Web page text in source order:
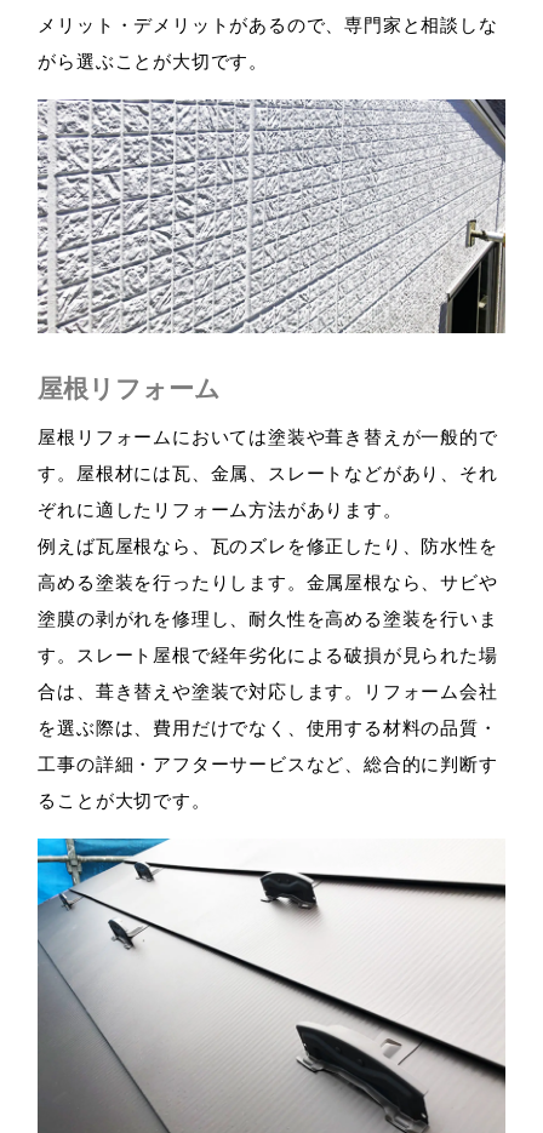
メリット・デメリットがあるので、専門家と相談しな
がら選ぶことが大切です。
屋根リフォーム
屋根リフォームにおいては塗装や葺き替えが一般的で
す。屋根材には瓦、金属、スレートなどがあり、それ
ぞれに適したリフォーム方法があります。
例えば瓦屋根なら、瓦のズレを修正したり、防水性を
高める塗装を行ったりします。金属屋根なら、サビや
塗膜の剥がれを修理し、耐久性を高める塗装を行いま
す。スレート屋根で経年劣化による破損が見られた場
合は、葺き替えや塗装で対応します。リフォーム会社
を選ぶ際は、費用だけでなく、使用する材料の品質・
工事の詳細・アフターサービスなど、総合的に判断す
ることが大切です。